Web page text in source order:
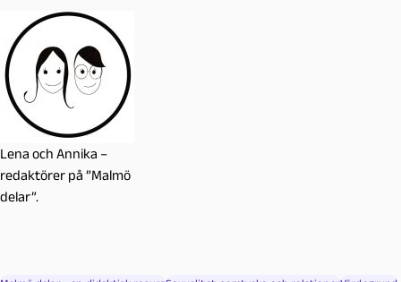
Lena och Annika –
redaktörer på ”Malmö
delar”.